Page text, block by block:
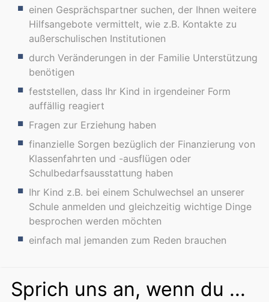
einen Gesprächspartner suchen, der Ihnen weitere
Hilfsangebote vermittelt, wie z.B. Kontakte zu
außerschulischen Institutionen
durch Veränderungen in der Familie Unterstützung
benötigen
feststellen, dass Ihr Kind in irgendeiner Form
auffällig reagiert
Fragen zur Erziehung haben
finanzielle Sorgen bezüglich der Finanzierung von
Klassenfahrten und -ausflügen oder
Schulbedarfsausstattung haben
Ihr Kind z.B. bei einem Schulwechsel an unserer
Schule anmelden und gleichzeitig wichtige Dinge
besprochen werden möchten
einfach mal jemanden zum Reden brauchen
Sprich uns an, wenn du ...